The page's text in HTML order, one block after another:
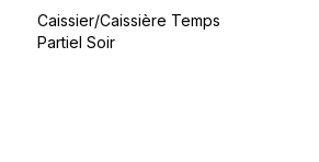
Caissier/caissière Temps
Partiel Soir